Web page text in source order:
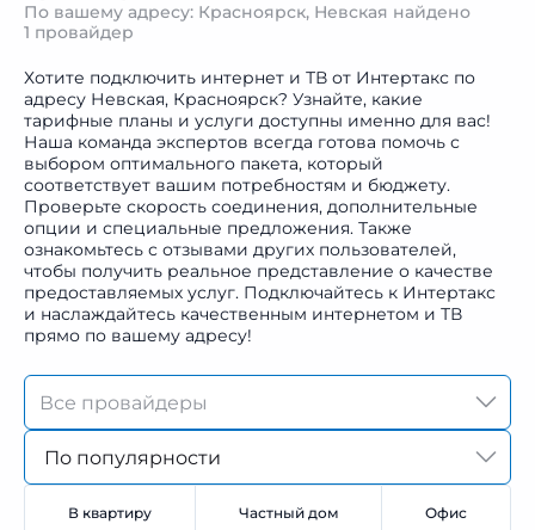
По вашему адресу: Красноярск, Невская найдено
1 провайдер
Хотите подключить интернет и ТВ от Интертакс по
адресу Невская, Красноярск? Узнайте, какие
тарифные планы и услуги доступны именно для вас!
Наша команда экспертов всегда готова помочь с
выбором оптимального пакета, который
соответствует вашим потребностям и бюджету.
Проверьте скорость соединения, дополнительные
опции и специальные предложения. Также
ознакомьтесь с отзывами других пользователей,
чтобы получить реальное представление о качестве
предоставляемых услуг. Подключайтесь к Интертакс
и наслаждайтесь качественным интернетом и ТВ
прямо по вашему адресу!
По популярности
В квартиру Частный дом Офис